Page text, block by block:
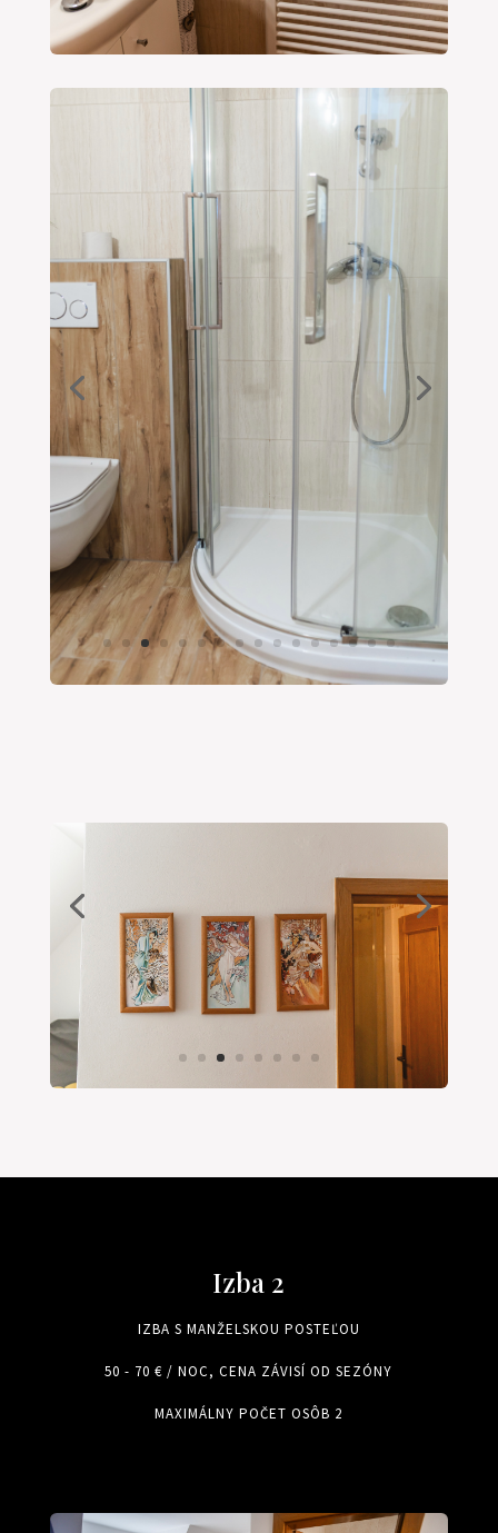
Izba 2
IZBA S MANŽELSKOU POSTEĽOU
50 - 70 € / NOC, CENA ZÁVISÍ OD SEZÓNY
MAXIMÁLNY POČET OSÔB 2